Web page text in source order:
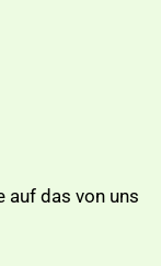
auf das von uns